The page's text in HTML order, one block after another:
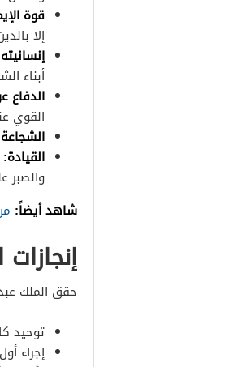
قوة
إلا
أبناء
الدفاع
القوي
القيادة:
والصبر
شاهد أيضاً:
حقق الملك
توحيد
إجراء